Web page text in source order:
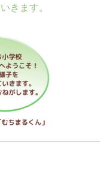
きます。